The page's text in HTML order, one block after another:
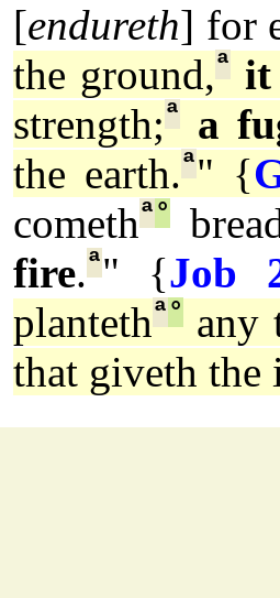
[endureth] for
the ground,ª it
strength;ª a
the earth.ª" {
comethª°
fire.ª" {Job
plantethª° any
that giveth the